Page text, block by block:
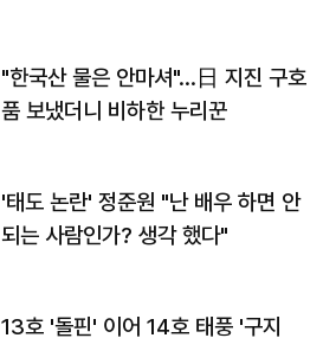
"한국산 물은 안마셔"…日 지진 구호
품 보냈더니 비하한 누리꾼
'태도 논란' 정준원 "난 배우 하면 안
되는 사람인가? 생각 했다"
13호 '돌핀' 이어 14호 태풍 '구지